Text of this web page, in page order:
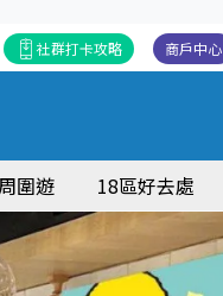
商戶中心
社群打卡攻略
圍遊 18區好去處